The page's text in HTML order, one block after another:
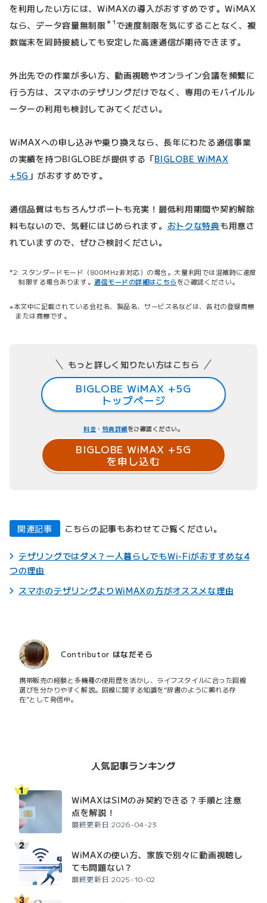
を利用したい方には、WiMAXの導入がおすすめです。WiMAX
なら、データ容量無制限 ＊1 で速度制限を気にすることなく、複
数端末を同時接続しても安定した高速通信が期待できます。
外出先での作業が多い方、動画視聴やオンライン会議を頻繁に
行う方は、スマホのテザリングだけでなく、専用のモバイルル
ーターの利用も検討してみてください。
WiMAXへの申し込みや乗り換えなら、長年にわたる通信事業
の実績を持つBIGLOBEが提供する「BIGLOBE WiMAX
+5G 」がおすすめです。
通信品質はもちろんサポートも充実！最低利用期間や契約解除
料もないので、気軽にはじめられます。 おトクな特典も用意さ
れていますので、ぜひご検討ください。
スタンダードモード（800MHz非対応）の場合。大量利用では混雑時に速度
制限する場合あります。通信モードの詳細はこちらをご確認ください。
本文中に記載されている会社名、製品名、サービス名などは、各社の登録商標
または商標です。
もっと詳しく知りたい方はこちら
BIGLOBE WiMAX +5G
トップページ
料金 ・ 特典詳細をご確認ください。
BIGLOBE WiMAX +5G
を申し込む
関連記事 こちらの記事もあわせてご覧ください。
テザリングではダメ？一人暮らしでもWi-Fiがおすすめな4
つの理由
スマホのテザリングよりWiMAXの方がオススメな理由
Contributor はなだそら
携帯販売の経験と多機種の使用歴を活かし、ライフスタイルに合った回線
選びを分かりやすく解説。回線に関する知識を“辞書のように頼れる存
在”として発信中。
人気記事ランキング
WiMAXはSIMのみ契約できる？手順と注意
点を解説！
最終更新日:2026-04-23
WiMAXの使い方、家族で別々に動画視聴し
ても問題ない？
最終更新日:2025-10-02